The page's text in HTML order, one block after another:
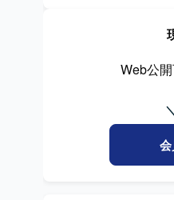
を深めながらスキルアップが可能
Spring Bootを用いた
RDBMSやNoSQLな
理を行う開発スタイ
らの手で推進し、安定
る方、課題発見と改
ュニケーションを取
ことができるため、
ど、開発者としての
立ち位置で裁量を持って
Javaを中心とした複
Web公